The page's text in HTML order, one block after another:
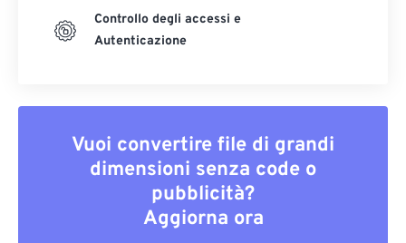
Controllo degli accessi e
Autenticazione
Vuoi convertire file di grandi
dimensioni senza code o
pubblicità?
Aggiorna ora